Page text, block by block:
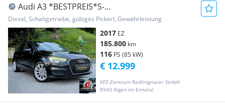
Audi A3 *BESTPREIS*S-
Line*Zahnriemen_NEU*
Diesel, Schaltgetriebe, gültiges Pickerl, Gewährleistung
2017 EZ
185.800 km
116 PS (85 kW)
KFZ-Zentrum Radlingmaier GmbH
8943 Aigen im Ennstal
€ 12.999